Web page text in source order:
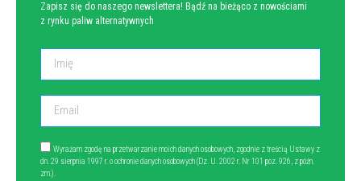
Zapisz się do naszego newslettera! Bądź na bieżąco z nowościami
z rynku paliw alternatywnych
Wyrażam zgodę na przetwarzanie moich danych osobowych, zgodnie z treścią Ustawy z
dn. 29 sierpnia 1997 r. o ochronie danych osobowych (Dz. U. 2002 r. Nr 101 poz. 926, z późn.
zm.).